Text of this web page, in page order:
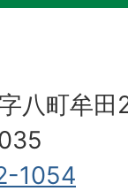
八町牟
1054